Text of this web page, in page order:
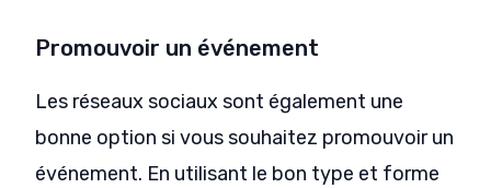
Promouvoir un événement
Les réseaux sociaux sont également une
bonne option si vous souhaitez promouvoir un
événement. En utilisant le bon type et forme